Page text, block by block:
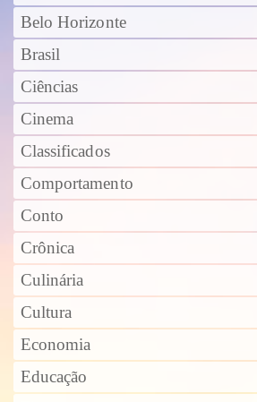
Belo Horizonte
Brasil
Ciências
Cinema
Classificados
Comportamento
Conto
Crônica
Culinária
Cultura
Economia
Educação